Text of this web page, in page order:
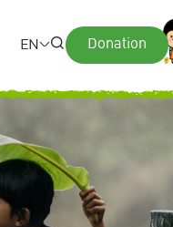
EN Donation